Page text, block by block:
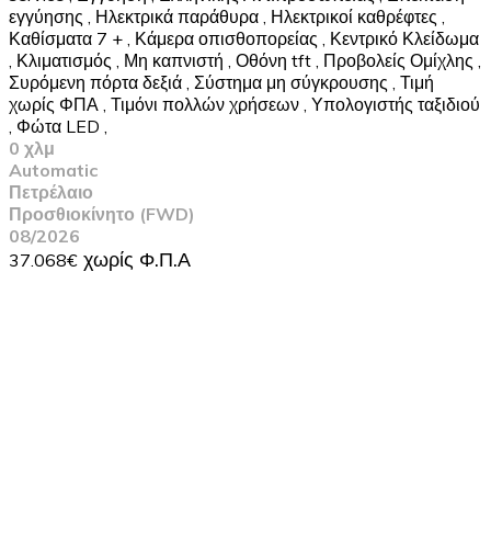
εγγύησης
Ηλεκτρικά παράθυρα Ηλεκτρικοί καθρέφτες
Καθίσματα 7 + Κάμερα οπισθοπορείας
Κεντρικό Κλείδωμα
Κλιματισμός Μη καπνιστή Οθόνη tft Προβολείς Ομίχλης
Συρόμενη πόρτα δεξιά Σύστημα μη σύγκρουσης Τιμή
χωρίς ΦΠΑ Τιμόνι πολλών χρήσεων Υπολογιστής ταξιδιού
Φώτα LED
0 χλμ
Automatic
Πετρέλαιο
Προσθιοκίνητο (FWD)
08/2026
37.068€